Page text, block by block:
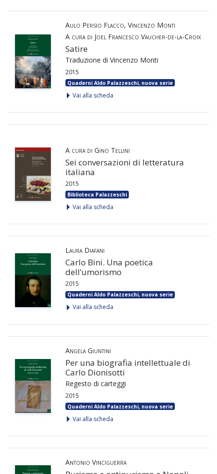
Aulo Persio Flacco, Vincenzo Monti
A cura di Joel Francesco Vaucher-de-la-Croix
Satire
Traduzione di Vincenzo Monti
2015
Quaderni Aldo Palazzeschi, nuova serie
Vai alla scheda
A cura di Gino Tellini
Sei conversazioni di letteratura
italiana
2015
Biblioteca Palazzeschi
Vai alla scheda
Laura Diafani
Carlo Bini. Una poetica
dell’umorismo
2015
Quaderni Aldo Palazzeschi, nuova serie
Vai alla scheda
Angela Giuntini
Per una biografia intellettuale di
Carlo Dionisotti
Regesto di carteggi
2015
Quaderni Aldo Palazzeschi, nuova serie
Vai alla scheda
Antonio Vinciguerra